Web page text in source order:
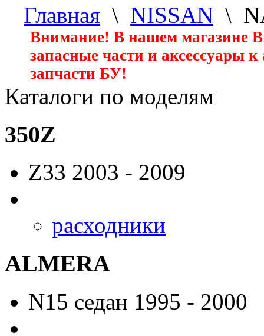
Главная \ NISSAN \
Внимание! В нашем магазине
запасные части и аксессуары
запчасти БУ!
Каталоги по моделям
350Z
Z33 2003 - 2009
расходники
ALMERA
N15 седан 1995 - 2000